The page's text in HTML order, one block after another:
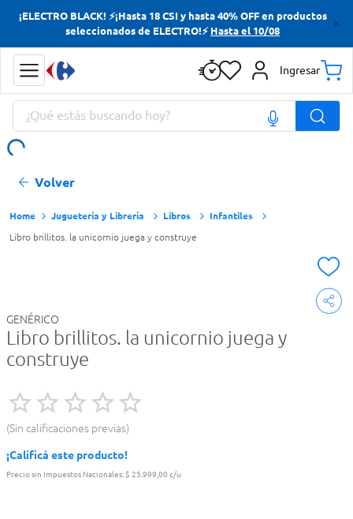
¡ELECTRO BLACK! ⚡¡Hasta 18 CSI y hasta 40% OFF en productos
seleccionados de ELECTRO!⚡ Hasta el 10/08
Ingresar
¿Qué estás buscando hoy?
Volver
Juguetería y Librería Libros Infantiles
Libro brillitos. la unicornio juega y construye
GENÉRICO
Libro brillitos. la unicornio juega y
construye
Sin calificaciones previas
¡Calificá este producto!
Precio sin Impuestos Nacionales:$ 25.999,00 c/u
Términos más buscados
Yerba
Cerveza
Doves
Términos más buscados
Yerba
Cerveza
Doves
Papas Fritas